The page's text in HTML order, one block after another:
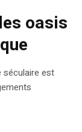
oasis
séculaire est